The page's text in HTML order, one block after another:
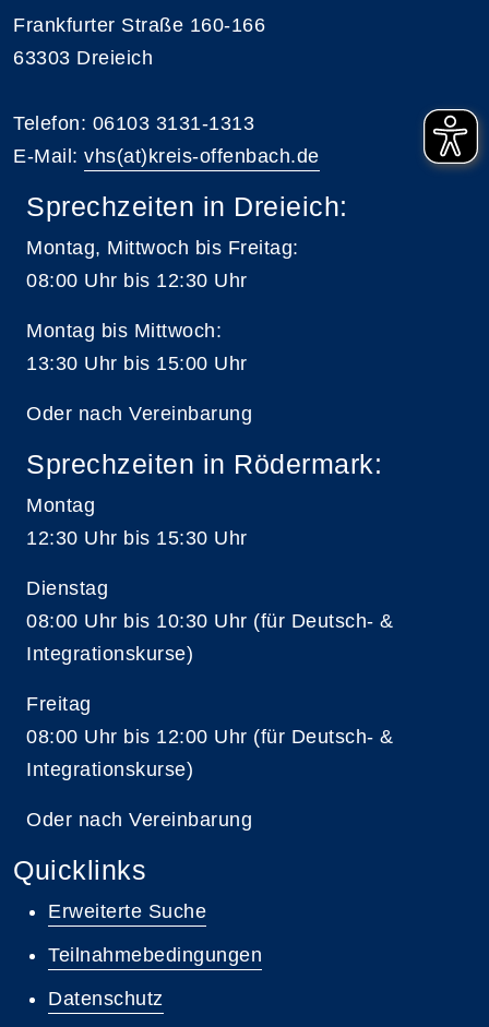
Frankfurter Straße 160-166
63303 Dreieich
Telefon: 06103 3131-1313
E-Mail: vhs(at)kreis-offenbach.de
Sprechzeiten in Dreieich:
Montag, Mittwoch bis Freitag:
08:00 Uhr bis 12:30 Uhr
Montag bis Mittwoch:
13:30 Uhr bis 15:00 Uhr
Oder nach Vereinbarung
Sprechzeiten in Rödermark:
Montag
12:30 Uhr bis 15:30 Uhr
Dienstag
08:00 Uhr bis 10:30 Uhr (für Deutsch- &
Integrationskurse)
Freitag
08:00 Uhr bis 12:00 Uhr (für Deutsch- &
Integrationskurse)
Oder nach Vereinbarung
Quicklinks
Erweiterte Suche
Teilnahmebedingungen
Datenschutz